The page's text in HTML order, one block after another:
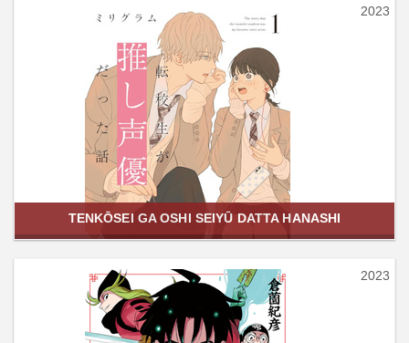
2023
TENKŌSEI GA OSHI SEIYŪ DATTA HANASHI
2023